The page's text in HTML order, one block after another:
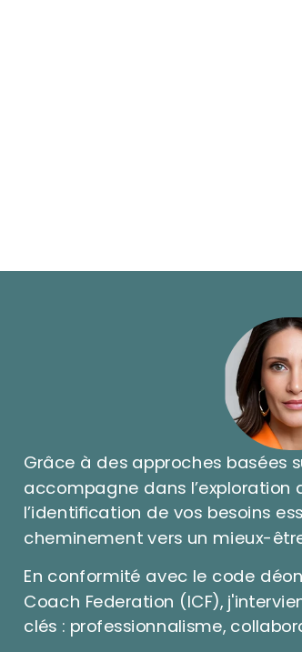
Grâce à des approches basées
accompagne dans l’exploration
l’identification de vos besoins
cheminement vers un mieux-
En conformité avec le code
Coach Federation (ICF),
clés : professionnalisme,